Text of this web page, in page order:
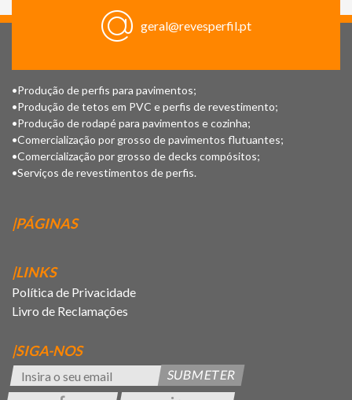
geral@revesperfil.pt
•Produção de perfis para pavimentos;
•Produção de tetos em PVC e perfis de revestimento;
•Produção de rodapé para pavimentos e cozinha;
•Comercialização por grosso de pavimentos flutuantes;
•Comercialização por grosso de decks compósitos;
•Serviços de revestimentos de perfis.
|PÁGINAS
|LINKS
Política de Privacidade
Livro de Reclamações
|SIGA-NOS
SUBMETER